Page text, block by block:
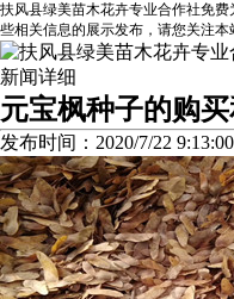
扶风县绿美苗木花卉专业合作社免费
些相关信息的展示发布，请您关注本
新闻详细
元宝枫种子的购
发布时间：2020/7/22 9:13:00